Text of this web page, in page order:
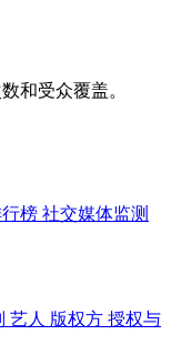
和受众覆盖。
榜 社交媒体监测
艺人 版权方 授权与